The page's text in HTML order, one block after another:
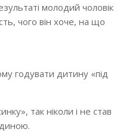
молодий чоловік
чого він хоче, на що
годувати дитину «під
так ніколи і не став